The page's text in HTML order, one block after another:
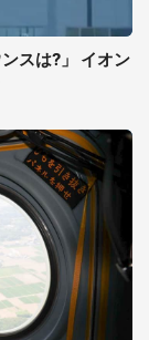
スは?」 イオン